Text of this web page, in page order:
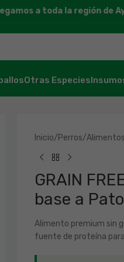
a toda la región de
Otras Especies
Inicio/Perros/Alimentos
GRAIN
base a Pato
Alimento premium sin
fuente de proteína